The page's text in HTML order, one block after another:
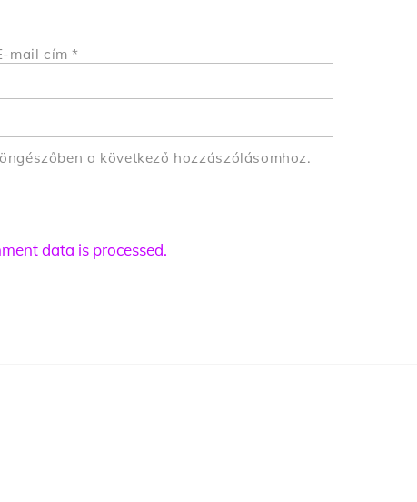
mail cím*
a következő hozzászólásomhoz.
data is processed.